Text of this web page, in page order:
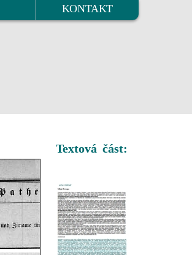
KONTAKT
Textová část: